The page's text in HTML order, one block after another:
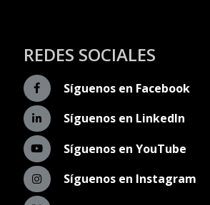
REDES SOCIALES
Síguenos en Facebook
Síguenos en LinkedIn
Síguenos en YouTube
Síguenos en Instagram